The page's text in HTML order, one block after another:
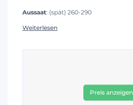
Aussaat: (spät) 260-290
Weiterlesen
Preis anzeigen